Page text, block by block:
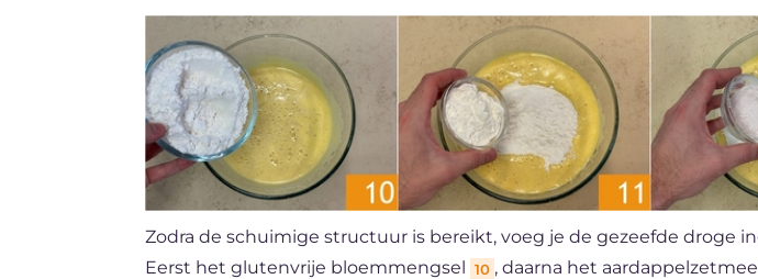
Zodra de schuimige structuur is bereikt, voeg je de gezeefde droge
Eerst het glutenvrije bloemmengsel 10 , daarna het